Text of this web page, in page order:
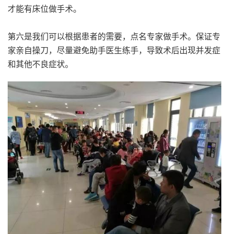
才能有床位做手术。
第六是我们可以根据患者的需要，点名专家做手术。保证专
家亲自操刀，尽量避免助手医生练手，导致术后出现并发症
和其他不良症状。